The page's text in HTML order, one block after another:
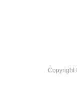
Copyright